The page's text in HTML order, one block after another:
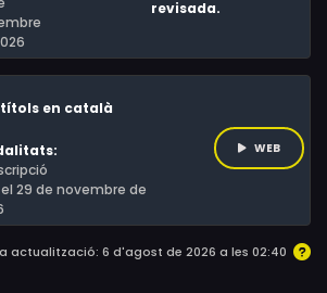
revisada.
en català
el 29 de novembre de
WEB
actualització: 6 d'agost de 2026 a les 02:40